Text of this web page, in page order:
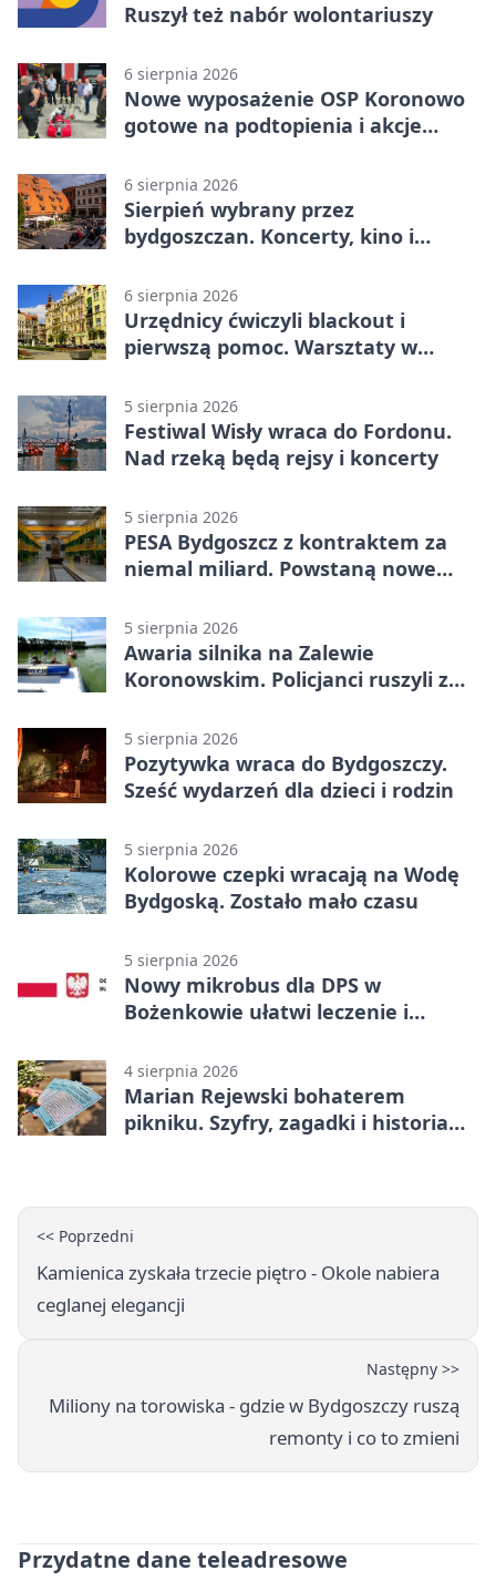
Ruszył też nabór wolontariuszy
6 sierpnia 2026
Nowe wyposażenie OSP Koronowo
gotowe na podtopienia i akcje
6 sierpnia 2026
Sierpień wybrany przez
bydgoszczan. Koncerty, kino i
6 sierpnia 2026
Urzędnicy ćwiczyli blackout i
pierwszą pomoc. Warsztaty w
5 sierpnia 2026
Festiwal Wisły wraca do Fordonu.
Nad rzeką będą rejsy i koncerty
5 sierpnia 2026
PESA Bydgoszcz z kontraktem za
niemal miliard. Powstaną nowe
5 sierpnia 2026
Awaria silnika na Zalewie
Koronowskim. Policjanci ruszyli z
5 sierpnia 2026
Pozytywka wraca do Bydgoszczy.
Sześć wydarzeń dla dzieci i rodzin
5 sierpnia 2026
Kolorowe czepki wracają na Wodę
Bydgoską. Zostało mało czasu
5 sierpnia 2026
Nowy mikrobus dla DPS w
Bożenkowie ułatwi leczenie i
4 sierpnia 2026
Marian Rejewski bohaterem
pikniku. Szyfry, zagadki i historia
<< Poprzedni
Kamienica zyskała trzecie piętro - Okole nabiera
ceglanej elegancji
Następny >>
Miliony na torowiska - gdzie w Bydgoszczy ruszą
remonty i co to zmieni
Przydatne dane teleadresowe